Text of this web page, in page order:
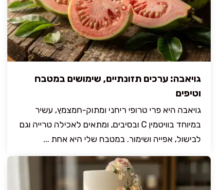
גויאבה: ערכים תזונתיים, שימושים במטבח
וטיפים
גויאבה היא פרי טרופי ריחני ומתוק-חמצמץ, עשיר
במיוחד בוויטמין C ובסיבים, ומתאים לאכילה טרייה וגם
לבישול, אפייה ושימור. במטבח שלי היא אחת ...